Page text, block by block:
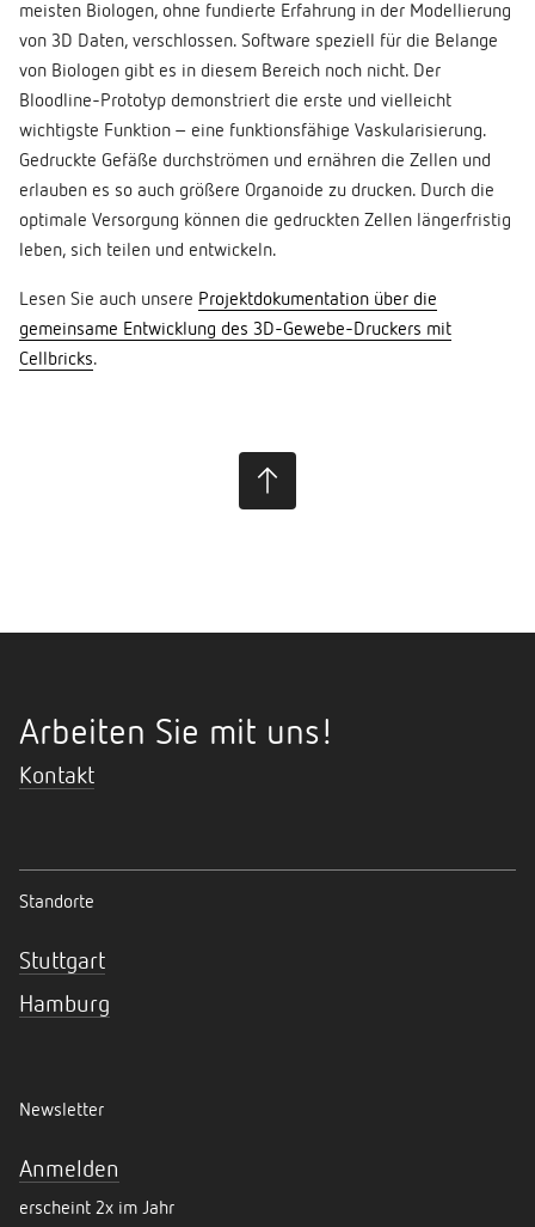
meisten Biologen, ohne fundierte Erfahrung in der Modellierung
von 3D Daten, verschlossen. Software speziell für die Belange
von Biologen gibt es in diesem Bereich noch nicht. Der
Bloodline-Prototyp demonstriert die erste und vielleicht
wichtigste Funktion – eine funktionsfähige Vaskularisierung.
Gedruckte Gefäße durchströmen und ernähren die Zellen und
erlauben es so auch größere Organoide zu drucken. Durch die
optimale Versorgung können die gedruckten Zellen längerfristig
leben, sich teilen und entwickeln.
Lesen Sie auch unsere Projektdokumentation über die
gemeinsame Entwicklung des 3D-Gewebe-Druckers mit
Cellbricks.
Arbeiten Sie mit uns!
Kontakt
Standorte
Stuttgart
Hamburg
Newsletter
Anmelden
erscheint 2x im Jahr